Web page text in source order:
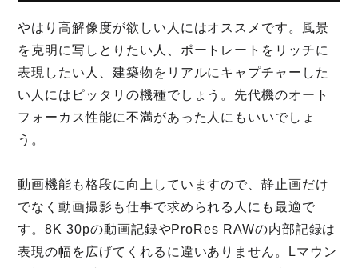
やはり高解像度が欲しい人にはオススメです。風景
を克明に写しとりたい人、ポートレートをリッチに
表現したい人、建築物をリアルにキャプチャーした
い人にはピッタリの機種でしょう。先代機のオート
フォーカス性能に不満があった人にもいいでしょ
う。
動画機能も格段に向上していますので、静止画だけ
でなく動画撮影も仕事で求められる人にも最適で
す。8K 30pの動画記録やProRes RAWの内部記録は
表現の幅を広げてくれるに違いありません。Lマウン